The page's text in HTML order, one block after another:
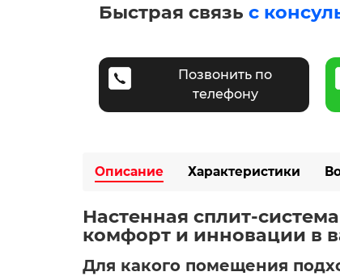
Быстрая связь с
Позвонить по
телефону
Описание Характеристики
Настенная сплит-
комфорт и инновации в
Для какого помещения